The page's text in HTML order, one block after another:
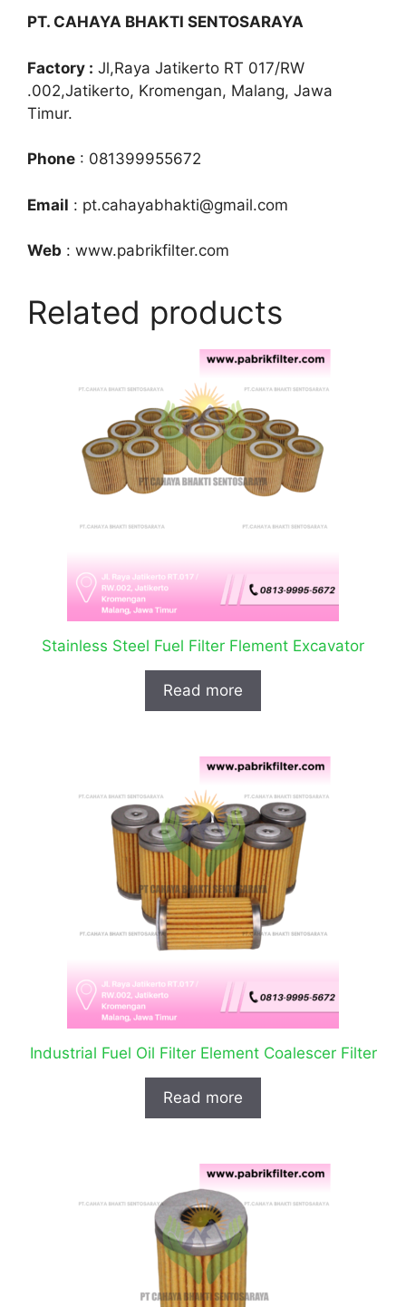
PT. CAHAYA BHAKTI SENTOSARAYA
Factory : Jl,Raya Jatikerto RT 017/RW
.002,Jatikerto, Kromengan, Malang, Jawa
Timur.
Phone : 081399955672
Email : pt.cahayabhakti@gmail.com
Web : www.pabrikfilter.com
Related products
Stainless Steel Fuel Filter Flement Excavator
Read more
Industrial Fuel Oil Filter Element Coalescer Filter
Read more